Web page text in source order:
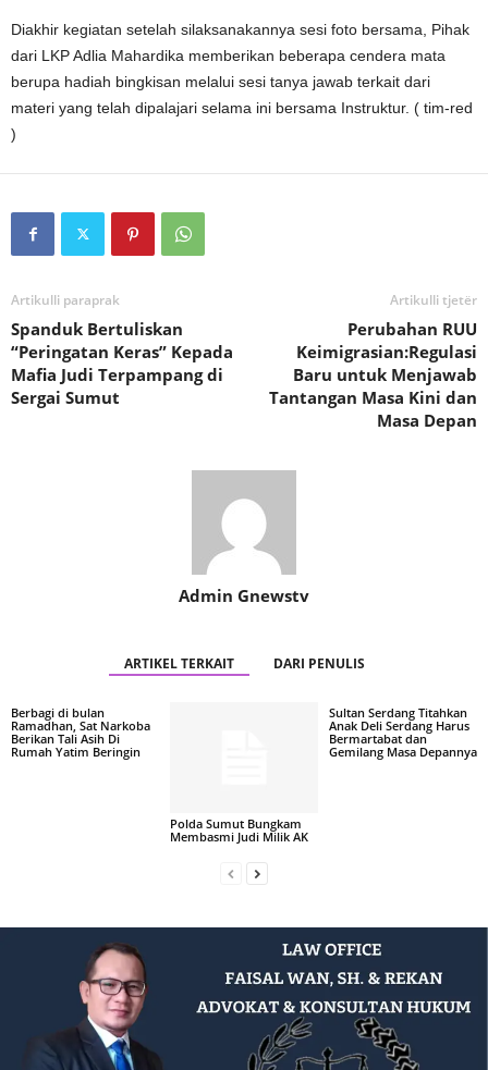
Diakhir kegiatan setelah silaksanakannya sesi foto bersama, Pihak
dari LKP Adlia Mahardika memberikan beberapa cendera mata
berupa hadiah bingkisan melalui sesi tanya jawab terkait dari
materi yang telah dipalajari selama ini bersama Instruktur. ( tim-red
)
Artikulli paraprak
Spanduk Bertuliskan
“Peringatan Keras” Kepada
Mafia Judi Terpampang di
Sergai Sumut
Artikulli tjetër
Perubahan RUU
Keimigrasian:Regulasi
Baru untuk Menjawab
Tantangan Masa Kini dan
Masa Depan
Admin Gnewstv
ARTIKEL TERKAIT DARI PENULIS
Berbagi di bulan
Ramadhan, Sat Narkoba
Berikan Tali Asih Di
Rumah Yatim Beringin
Polda Sumut Bungkam
Membasmi Judi Milik AK
Sultan Serdang Titahkan
Anak Deli Serdang Harus
Bermartabat dan
Gemilang Masa Depannya